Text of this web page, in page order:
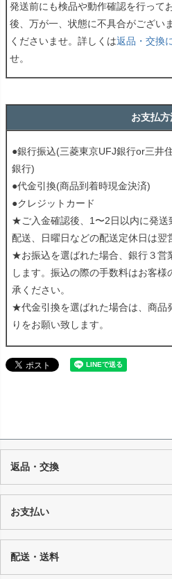
発送前にも検品や動作確認を行って
後、万が一、状態に不具合がござい
くださいませ。詳しくは返品・交換
せ。
お支払方
●銀行振込(三菱東京UFJ銀行or三井
銀行)
●代金引換(商品到着時現金決済)
●クレジットカード
★ご入金確認後、1〜2日以内に発送
配送、日曜日などの配送定休日は翌
★お振込を選ばれた場合、銀行３営
します。振込の際の手数料はお客様
承ください。
★代金引換を選ばれた場合は、商品
りをお願い致します。
返品・交換
当店の商品は店頭でも販売しており、
り随時在庫の調整を行っておりますが
ございませんが、何卒ご了承下さいま
っております。
お支払い
カード決済：一括払い・分割払い・リ
代金引換：代引手数料はご購入金額によ
配送・送料